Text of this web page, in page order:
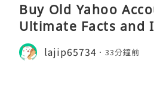
Buy Old Yahoo
Ultimate Facts and
lajip65734 33分鐘前